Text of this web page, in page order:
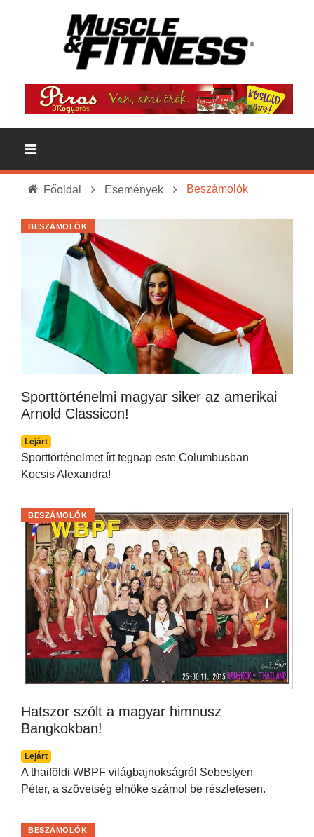
Főoldal Események Beszámolók
Sporttörténelmi magyar siker az amerikai
Arnold Classicon!
Lejárt
BESZÁMOLÓK
Sporttörténelmet írt tegnap este Columbusban
Kocsis Alexandra!
Hatszor szólt a magyar himnusz
Bangkokban!
Lejárt
BESZÁMOLÓK
A thaiföldi WBPF világbajnokságról Sebestyen
Péter, a szövetség elnöke számol be részletesen.
BESZÁMOLÓK